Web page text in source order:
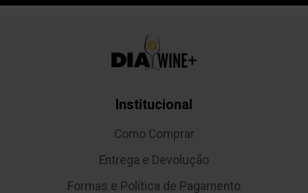
Institucional
Como Comprar
Entrega e Devolução
Formas e Política de Pagamento